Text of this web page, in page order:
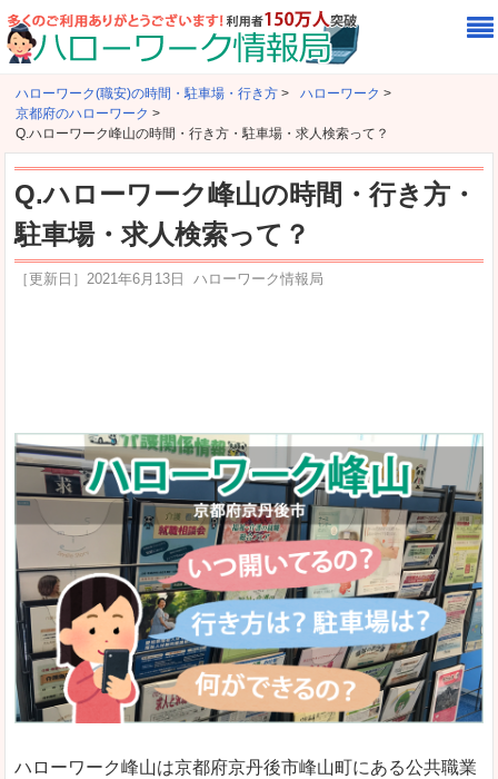
ハローワーク(職安)の時間・駐車場・行き方 > ハローワーク >
京都府のハローワーク >
Q.ハローワーク峰山の時間・行き方・駐車場・求人検索って？
Q.ハローワーク峰山の時間・行き方・
駐車場・求人検索って？
［更新日］ 2021年6月13日 ハローワーク情報局
ハローワーク峰山は京都府京丹後市峰山町にある公共職業